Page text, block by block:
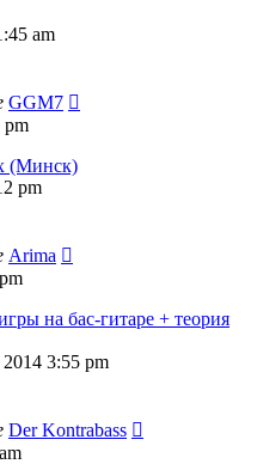
am
GGM7
(Минск)
pm
Arima
на бас-гитаре + теория
3:55 pm
Der Kontrabass